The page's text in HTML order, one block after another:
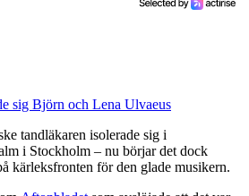
sig Björn och Lena Ulvaeus
tandläkaren isolerade sig i
i Stockholm – nu börjar det dock
kärleksfronten för den glade musikern.